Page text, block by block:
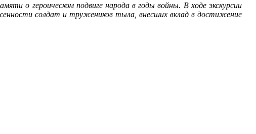
о героическом подвиге народа в годы войны. В ходе экскурсии
солдат и тружеников тыла, внесших вклад в достижение